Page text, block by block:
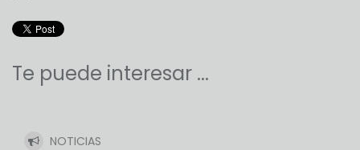
Te puede interesar ...
NOTICIAS